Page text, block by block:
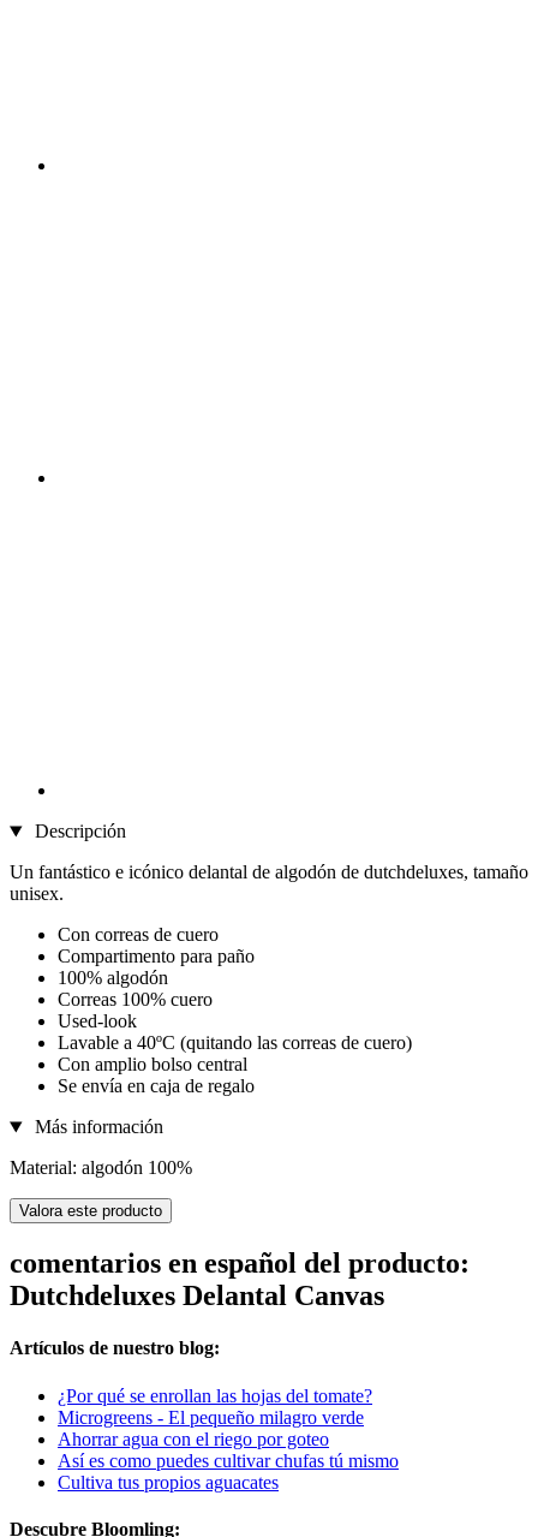
Descripción
Un fantástico e icónico delantal de algodón de dutchdeluxes, tamaño
unisex.
Con correas de cuero
Compartimento para paño
100% algodón
Correas 100% cuero
Used-look
Lavable a 40ºC (quitando las correas de cuero)
Con amplio bolso central
Se envía en caja de regalo
Más información
Material: algodón 100%
Valora este producto
comentarios en español del producto:
Dutchdeluxes Delantal Canvas
Artículos de nuestro blog:
¿Por qué se enrollan las hojas del tomate?
Microgreens - El pequeño milagro verde
Ahorrar agua con el riego por goteo
Así es como puedes cultivar chufas tú mismo
Cultiva tus propios aguacates
Descubre Bloomling: